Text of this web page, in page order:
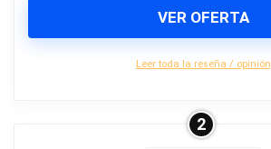
VER OFERTA
Leer toda la reseña / opinión
2